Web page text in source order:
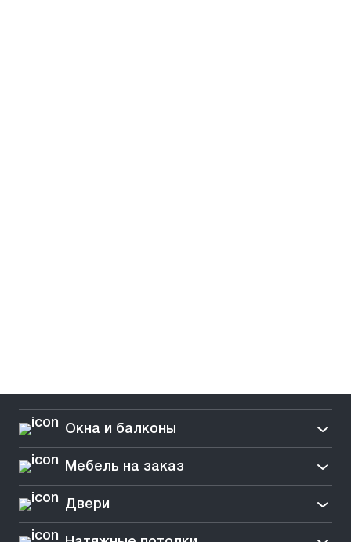
Окна и балконы
Мебель на заказ
Двери